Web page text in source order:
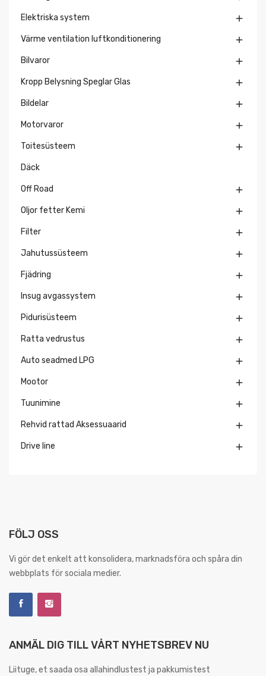
Elektriska system 
Värme ventilation luftkonditionering 
Bilvaror 
Kropp Belysning Speglar Glas 
Bildelar 
Motorvaror 
Toitesüsteem 
Däck
Off Road 
Oljor fetter Kemi 
Filter 
Jahutussüsteem 
Fjädring 
Insug avgassystem 
Pidurisüsteem 
Ratta vedrustus 
Auto seadmed LPG 
Mootor 
Tuunimine 
Rehvid rattad Aksessuaarid 
Drive line 
FÖLJ OSS
Vi gör det enkelt att konsolidera, marknadsföra och spåra din
webbplats för sociala medier.
ANMÄL DIG TILL VÅRT NYHETSBREV NU
Liituge, et saada osa allahindlustest ja pakkumistest